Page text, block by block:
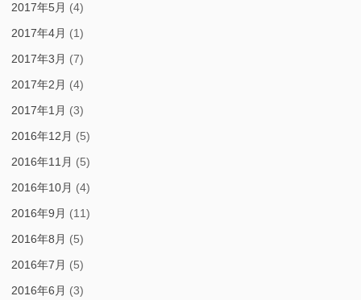
2017年5月 (4)
2017年4月 (1)
2017年3月 (7)
2017年2月 (4)
2017年1月 (3)
2016年12月 (5)
2016年11月 (5)
2016年10月 (4)
2016年9月 (11)
2016年8月 (5)
2016年7月 (5)
2016年6月 (3)